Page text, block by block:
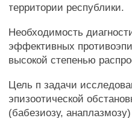
территории республики.
Необходимость
эффективных
высокой степенью
Цель п задачи
эпизоотической
(бабезиозу,